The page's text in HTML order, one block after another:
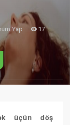
Yap
17
üçün döş